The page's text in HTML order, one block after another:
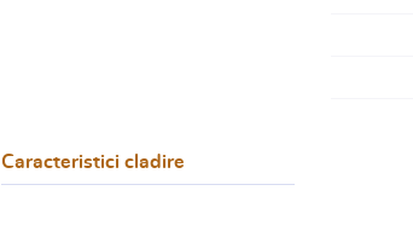
Caracteristici cladire